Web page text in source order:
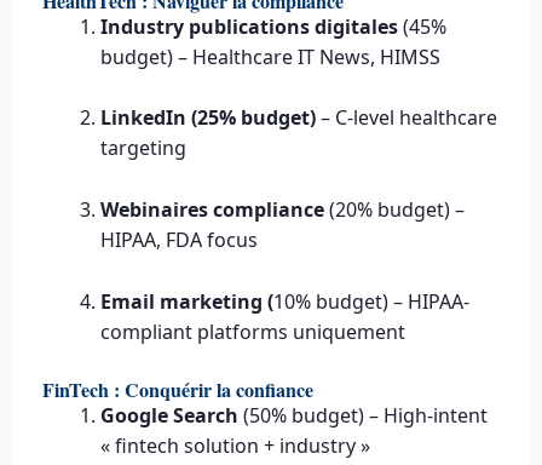
Industry publications digitales(45%
budget) – Healthcare IT News, HIMSS
LinkedIn (25% budget)– C-level healthcare
targeting
Webinaires compliance(20% budget) –
HIPAA, FDA focus
Email marketing (10% budget) – HIPAA-
compliant platforms uniquement
FinTech : Conquérir la confiance
Google Search (50% budget) – High-intent
« fintech solution + industry »